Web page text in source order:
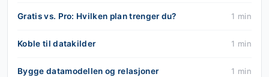
Gratis vs. Pro: Hvilken plan trenger du? 1 min
Koble til datakilder 1 min
Bygge datamodellen og relasjoner 1 min